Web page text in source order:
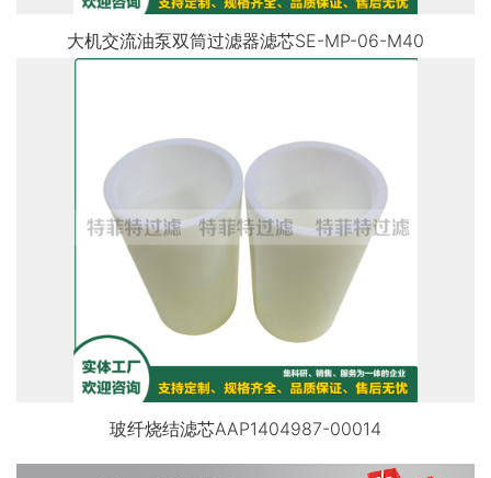
大机交流油泵双筒过滤器滤芯SE-MP-06-M40
玻纤烧结滤芯AAP1404987-00014